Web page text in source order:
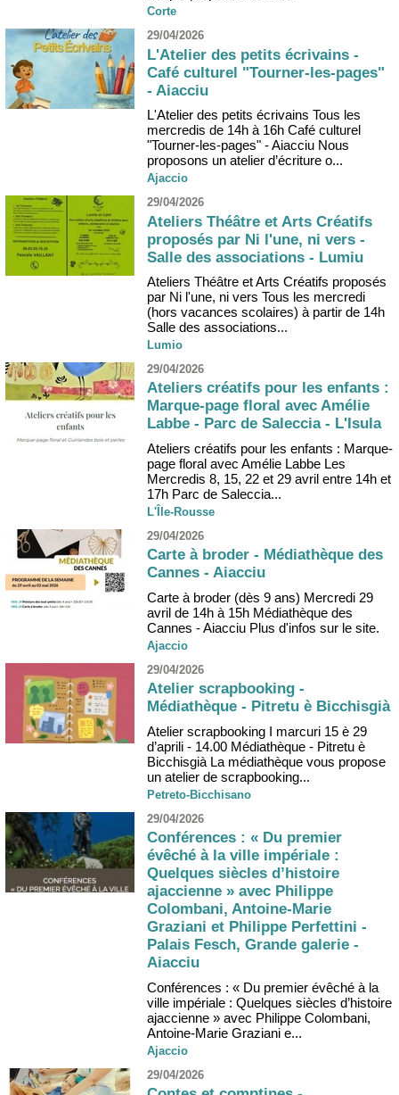
Corte
29/04/2026
L'Atelier des petits écrivains -
Café culturel "Tourner-les-pages"
- Aiacciu
L'Atelier des petits écrivains Tous les
mercredis de 14h à 16h Café culturel
"Tourner-les-pages" - Aiacciu Nous
proposons un atelier d’écriture o...
Ajaccio
29/04/2026
Ateliers Théâtre et Arts Créatifs
proposés par Ni l'une, ni vers -
Salle des associations - Lumiu
Ateliers Théâtre et Arts Créatifs proposés
par Ni l'une, ni vers Tous les mercredi
(hors vacances scolaires) à partir de 14h
Salle des associations...
Lumio
29/04/2026
Ateliers créatifs pour les enfants :
Marque-page floral avec Amélie
Labbe - Parc de Saleccia - L'Isula
Ateliers créatifs pour les enfants : Marque-
page floral avec Amélie Labbe Les
Mercredis 8, 15, 22 et 29 avril entre 14h et
17h Parc de Saleccia...
L'Île-Rousse
29/04/2026
Carte à broder - Médiathèque des
Cannes - Aiacciu
Carte à broder (dès 9 ans) Mercredi 29
avril de 14h à 15h Médiathèque des
Cannes - Aiacciu Plus d'infos sur le site.
Ajaccio
29/04/2026
Atelier scrapbooking -
Médiathèque - Pitretu è Bicchisgià
Atelier scrapbooking I marcuri 15 è 29
d’aprili - 14.00 Médiathèque - Pitretu è
Bicchisgià La médiathèque vous propose
un atelier de scrapbooking...
Petreto-Bicchisano
29/04/2026
Conférences : « Du premier
évêché à la ville impériale :
Quelques siècles d’histoire
ajaccienne » avec Philippe
Colombani, Antoine-Marie
Graziani et Philippe Perfettini -
Palais Fesch, Grande galerie -
Aiacciu
Conférences : « Du premier évêché à la
ville impériale : Quelques siècles d’histoire
ajaccienne » avec Philippe Colombani,
Antoine-Marie Graziani e...
Ajaccio
29/04/2026